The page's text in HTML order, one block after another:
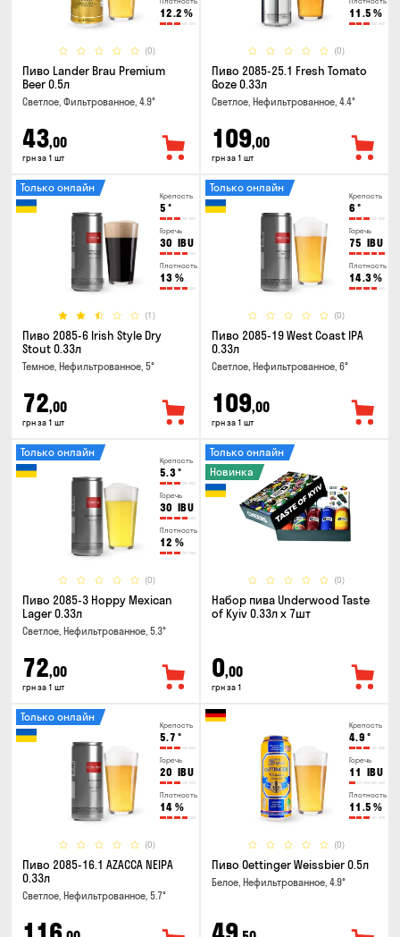
12.2 %
(0)
Пиво Lander Brau Premium
Beer 0.5л
Светлое, Фильтрованное, 4.9°
43,00
грн за 1 шт
11.5 %
(0)
Пиво 2085-25.1 Fresh Tomato
Goze 0.33л
Светлое, Нефильтрованное, 4.4°
109,00
грн за 1 шт
Крепость
5 °
Горечь
30 IBU
Плотность
13 %
(1)
Только онлайн
Пиво 2085-6 Irish Style Dry
Stout 0.33л
Темное, Нефильтрованное, 5°
72,00
грн за 1 шт
Крепость
6 °
Горечь
75 IBU
Плотность
14.3%
(0)
Только онлайн
Пиво 2085-19 West Coast IPA
0.33л
Светлое, Нефильтрованное, 6°
109,00
грн за 1 шт
Крепость
5.3°
Горечь
30 IBU
Плотность
12 %
(0)
Только онлайн
Пиво 2085-3 Hoppy Mexican
Lager 0.33л
Светлое, Нефильтрованное, 5.3°
72,00
грн за 1 шт
(0)
Только онлайн
Новинка
Набор пива Underwood Taste
of Kyiv 0.33л x 7шт
0,00
грн за 1
Крепость
5.7 °
Горечь
20 IBU
Плотность
14 %
(0)
Только онлайн
Пиво 2085-16.1 AZACCA NEIPA
0.33л
Светлое, Нефильтрованное, 5.7°
Крепость
4.9 °
Горечь
11 IBU
Плотность
11.5 %
(0)
Пиво Oettinger Weissbier 0.5л
Белое, Нефильтрованное, 4.9°